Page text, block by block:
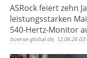
ASRock feiert zehn
leistungsstarken
540-Hertz-Monitor
boerse-global.de, 12.06.26